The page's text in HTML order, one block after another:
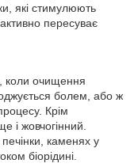
які стимулюють
пересуває
коли очищення
болем, або ж
Крім
і жовчогінний.
каменях у
біорідині.